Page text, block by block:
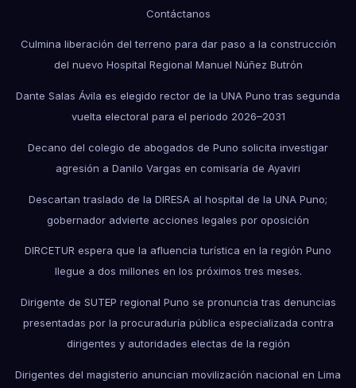
Contáctanos
Culmina liberación del terreno para dar paso a la construcción
del nuevo Hospital Regional Manuel Núñez Butrón
Dante Salas Ávila es elegido rector de la UNA Puno tras segunda
vuelta electoral para el periodo 2026–2031
Decano del colegio de abogados de Puno solicita investigar
agresión a Danilo Vargas en comisaría de Ayaviri
Descartan traslado de la DIRESA al hospital de la UNA Puno;
gobernador advierte acciones legales por oposición
DIRCETUR espera que la afluencia turística en la región Puno
llegue a dos millones en los próximos tres meses.
Dirigente de SUTEP regional Puno se pronuncia tras denuncias
presentadas por la procuraduría pública especializada contra
dirigentes y autoridades electas de la región
Dirigentes del magisterio anuncian movilización nacional en Lima